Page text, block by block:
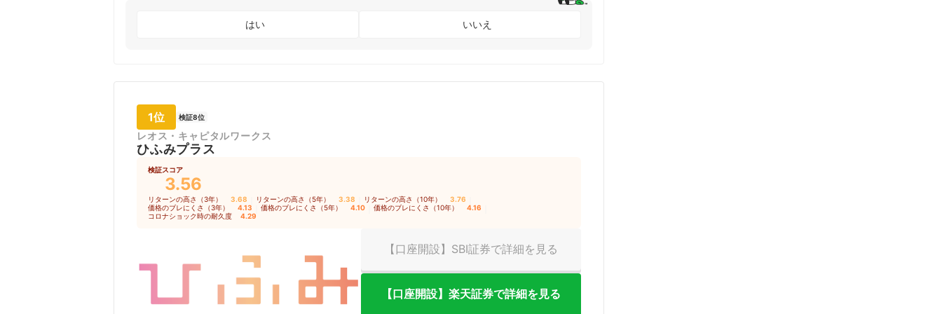
はい いいえ
1位 検証8位
レオス・キャピタルワークス
ひふみプラス
検証スコア
3.56
リターンの高さ（3年） 3.68 リターンの高さ（5年） 3.38 リターンの高さ（10年） 3.76
価格のブレにくさ（3年） 4.13 価格のブレにくさ（5年） 4.10 価格のブレにくさ（10年） 4.16
コロナショック時の耐久度 4.29
【口座開設】SBI証券で詳細を見る
【口座開設】楽天証券で詳細を見る